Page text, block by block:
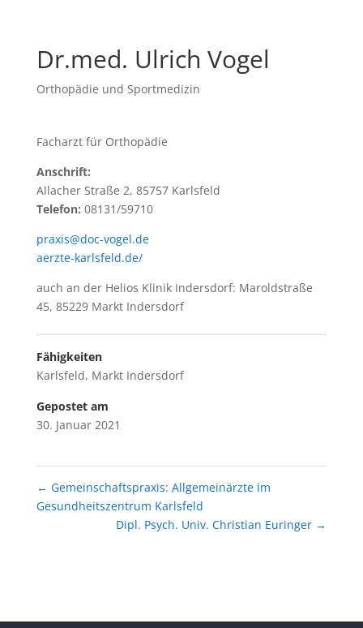
Dr.med. Ulrich Vogel
Orthopädie und Sportmedizin
Facharzt für Orthopädie
Anschrift:
Allacher Straße 2, 85757 Karlsfeld
Telefon: 08131/59710
praxis@doc-vogel.de
aerzte-karlsfeld.de/
auch an der Helios Klinik Indersdorf: Maroldstraße
45, 85229 Markt Indersdorf
Fähigkeiten
Karlsfeld, Markt Indersdorf
Gepostet am
30. Januar 2021
← Gemeinschaftspraxis: Allgemeinärzte im
Gesundheitszentrum Karlsfeld
Dipl. Psych. Univ. Christian Euringer →